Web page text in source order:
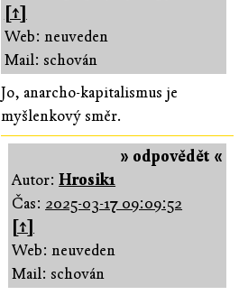
[↑]
Web: neuveden
Mail: schován
Jo, anarcho-kapitalismus je
myšlenkový směr.
» odpovědět «
Autor:Hrosik1
Čas: 2025-03-17 09:09:52
[↑]
Web: neuveden
Mail: schován